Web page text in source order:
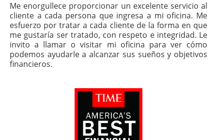
Me enorgullece proporcionar un excelente servicio al
cliente a cada persona que ingresa a mi oficina. Me
esfuerzo por tratar a cada cliente de la forma en que
me gustaría ser tratado, con respeto e integridad. Le
invito a llamar o visitar mi oficina para ver cómo
podemos ayudarle a alcanzar sus sueños y objetivos
financieros.